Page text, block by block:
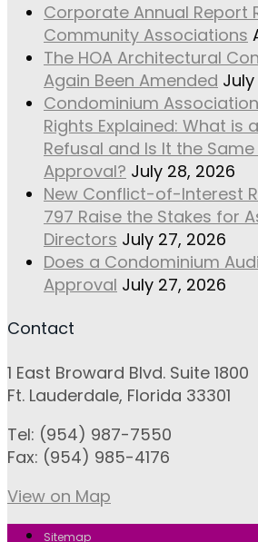
Corporate Annual Report
Community Associations
The HOA Architectural
Again Been Amended
Condominium
Rights Explained: What is
Refusal and Is It the
Approval? July 28, 2026
New Conflict-of-Interest
797 Raise the Stakes for
Directors July 27, 2026
Does a Condominium
Approval July 27, 2026
Contact
1 East Broward Blvd. Suite 1800
Ft. Lauderdale, Florida 33301
Tel: (954) 987-7550
Fax: (954) 985-4176
View on Map
Sitemap